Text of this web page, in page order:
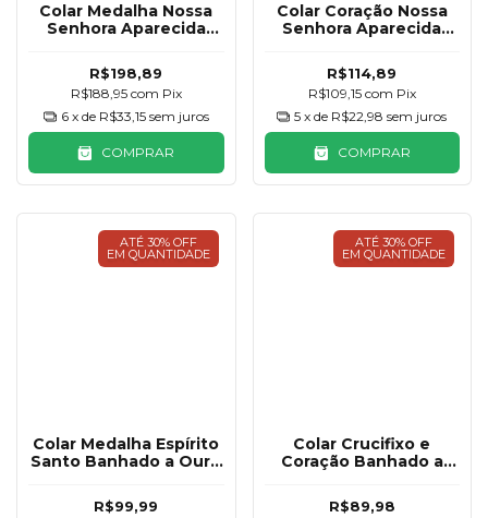
Colar Medalha Nossa
Senhora Aparecida
Ouro 18K
R$198,89
R$188,95 com Pix
6 x de R$33,15 sem juros
COMPRAR
Colar Coração Nossa
Senhora Aparecida
R$114,89
R$109,15 com Pix
5 x de R$22,98 sem juros
COMPRAR
ATÉ 30% OFF
EM QUANTIDADE
Colar Medalha Espírito
Santo Banhado a Ouro
R$99,99
ATÉ 30% OFF
EM QUANTIDADE
Colar Crucifixo e
Coração Banhado a
R$89,98